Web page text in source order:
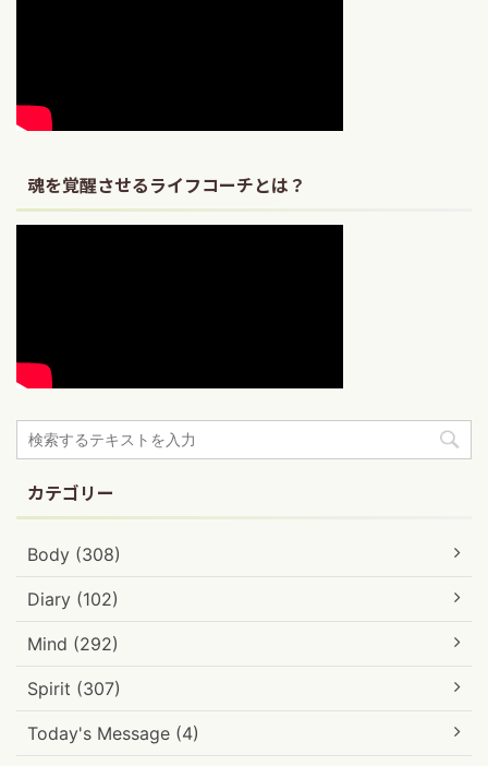
魂を覚醒させるライフコーチとは？
カテゴリー
Body (308)
Diary (102)
Mind (292)
Spirit (307)
Today's Message (4)